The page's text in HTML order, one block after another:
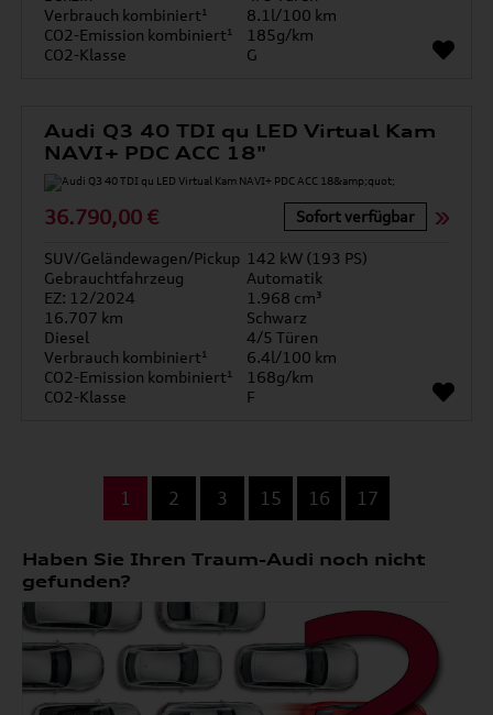
Verbrauch kombiniert¹
8.1l/100 km
CO2-Emission kombiniert¹
185g/km
CO2-Klasse
G
Audi Q3 40 TDI qu LED Virtual Kam
NAVI+ PDC ACC 18"
36.790,00 € Sofort verfügbar
SUV/Geländewagen/Pickup 142 kW (193 PS)
Gebrauchtfahrzeug
Automatik
EZ: 12/2024
1.968 cm³
16.707 km
Schwarz
Diesel
4/5 Türen
Verbrauch kombiniert¹
6.4l/100 km
CO2-Emission kombiniert¹
168g/km
CO2-Klasse
F
1 2 3 15 16 17
Haben Sie Ihren Traum-Audi noch nicht
gefunden?